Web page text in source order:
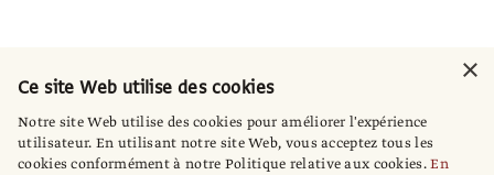
×
Ce site Web utilise des cookies
Notre site Web utilise des cookies pour améliorer l'expérience
utilisateur. En utilisant notre site Web, vous acceptez tous les
cookies conformément à notre Politique relative aux cookies.En